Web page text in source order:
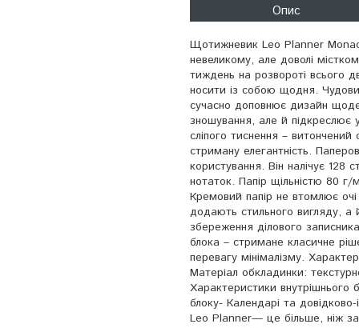
Опис
Щотижневик Leo Planner
невеликому, але доволі
тиждень на розвороті всього
носити із собою щодня.
сучасно доповнює дизайн
зношування, але й підкреслює
сліпого тиснення – витончений
стриману елегантність.
користування. Він налічує 128
нотаток. Папір щільністю 80
Кремовий папір не втомлює
додають стильного вигляду,
збереження ділового
блока – стримане класичне
перевагу мінімалізму.
Матеріал обкладинки:
Характеристики внутрішнього
блоку- Календарі та
Leo Planner— це більше, ніж